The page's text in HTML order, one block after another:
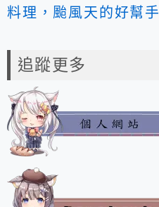
料理，颱風天的好幫手
追蹤更多